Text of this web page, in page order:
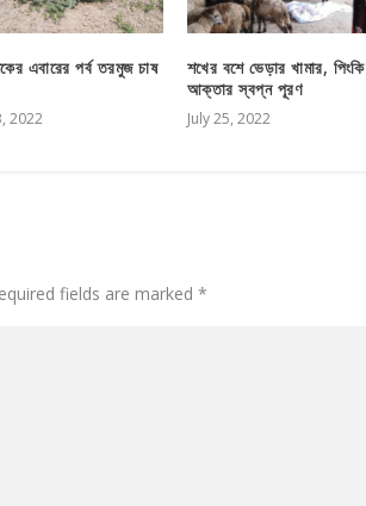
এবারের পর্ব তরমুজ চাষ
2022
শখের বশে ভেড়ার খামার, পিংকি
আক্তার স্বপ্ন পূরণ
July 25, 2022
fields are marked *